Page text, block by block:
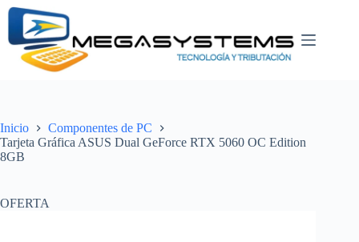
Saltar
contenido
Inicio
Componentes de PC
Tarjeta Gráfica ASUS Dual GeForce RTX 5060 OC Edition
8GB
OFERTA